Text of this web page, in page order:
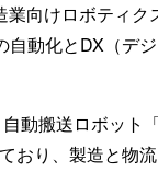
向けロボティ
自動化とDX（デ
動搬送ロボット
おり、製造と物